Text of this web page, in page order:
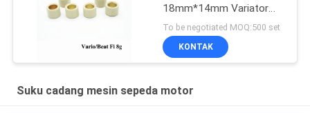
18mm*14mm Variator
Karet & Paduan
To be negotiated MOQ:500 set
KONTAK
Suku cadang mesin sepeda motor